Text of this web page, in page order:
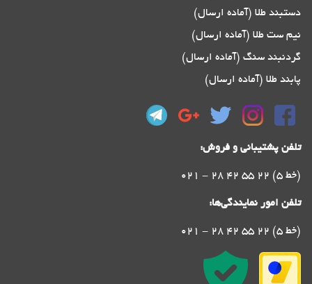
دستبند طلا (آماده ارسال)
نیم ست طلا (آماده ارسال)
گردنبند سنگ (آماده ارسال)
پابند طلا (آماده ارسال)
تلفن پشتیبانی و فروش:
021 - 28 42 55 22 (5 خط)
تلفن امور نمایندگی‌ها:
021 - 28 42 55 22 (5 خط)